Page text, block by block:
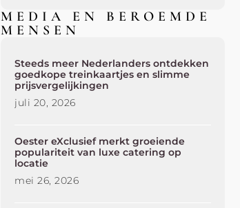
MEDIA EN BEROEMDE
MENSEN
Steeds meer Nederlanders ontdekken
goedkope treinkaartjes en slimme
prijsvergelijkingen
juli 20, 2026
Oester eXclusief merkt groeiende
populariteit van luxe catering op
locatie
mei 26, 2026